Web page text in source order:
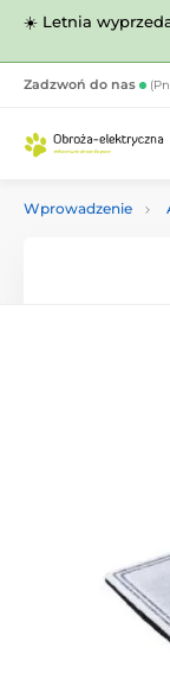
☀️ Letnia
Zadzwoń do nas
Wprowadzenie